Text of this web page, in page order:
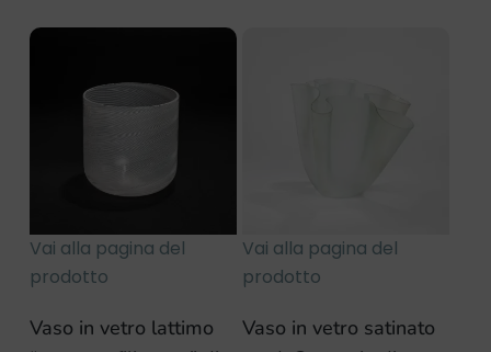
Vai alla pagina del
prodotto
Vaso in vetro lattimo
Vai alla pagina del
prodotto
Vaso in vetro satinato